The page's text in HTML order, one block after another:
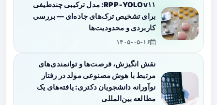
RPP‑YOLOv۱۱: مدل ترکیبی چندطیفی
برای تشخیص ترک‌های جاده‌ای — بررسی
کاربردی و محدودیت‌ها
۱۴۰۵-۰۵-۱۶
نقش انگیزش، فرصت‌ها و توانمندی‌های
مرتبط با هوش مصنوعی مولد در رفتار
نوآورانه دانشجویان دکتری: یافته‌های یک
مطالعه بین‌المللی